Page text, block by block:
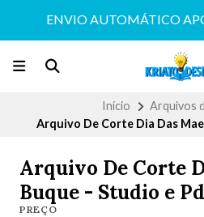
ENVIO AUTOMÁTICO
Início
Arquivos
Arquivo De Corte Dia Das
Arquivo De Corte
Buque - Studio e
PREÇO